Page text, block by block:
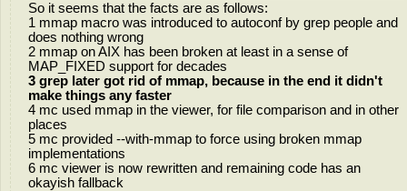
So it seems that the facts are as follows:
1 mmap macro was introduced to autoconf by grep people and
does nothing wrong
2 mmap on AIX has been broken at least in a sense of
MAP_FIXED support for decades
3 grep later got rid of mmap, because in the end it didn't
make things any faster
4 mc used mmap in the viewer, for file comparison and in other
places
5 mc provided --with-mmap to force using broken mmap
implementations
6 mc viewer is now rewritten and remaining code has an
okayish fallback